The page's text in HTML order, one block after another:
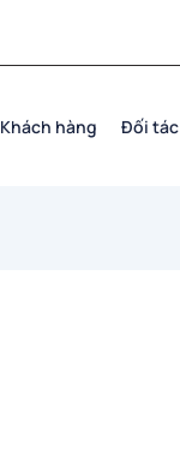
Khách hàng Đối tác